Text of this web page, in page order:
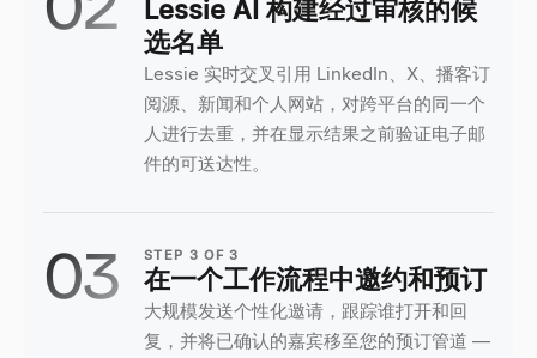
Lessie AI 构建经过审核的候
选名单
Lessie 实时交叉引用 LinkedIn、X、播客订
阅源、新闻和个人网站，对跨平台的同一个
人进行去重，并在显示结果之前验证电子邮
件的可送达性。
03 STEP 3 OF3
在一个工作流程中邀约和预订
大规模发送个性化邀请，跟踪谁打开和回
复，并将已确认的嘉宾移至您的预订管道 —